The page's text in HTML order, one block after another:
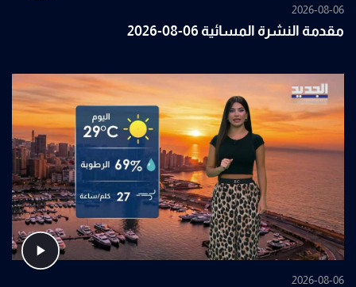
2026-08-06
مقدمة النشرة المسائية 06-08-2026
2026-08-06